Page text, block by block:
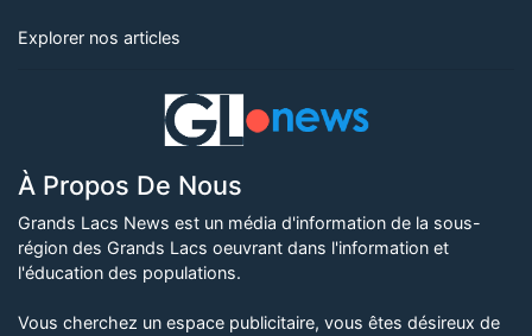
Explorer nos articles
À Propos De Nous
Grands Lacs News est un média d'information de la sous-
région des Grands Lacs oeuvrant dans l'information et
l'éducation des populations.
Vous cherchez un espace publicitaire, vous êtes désireux de